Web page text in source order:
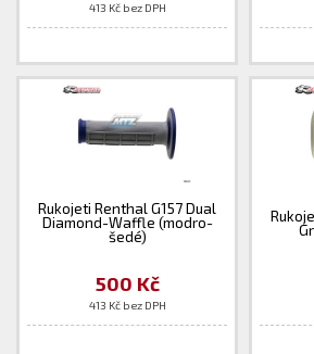
413 Kč bez DPH
Rukojeti Renthal G157 Dual
Diamond-Waffle (modro-
šedé)
500 Kč
413 Kč bez DPH